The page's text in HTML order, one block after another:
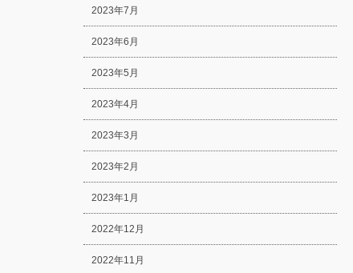
2023年7月
2023年6月
2023年5月
2023年4月
2023年3月
2023年2月
2023年1月
2022年12月
2022年11月